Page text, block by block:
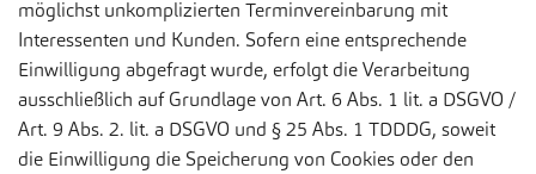
möglichst unkomplizierten Terminvereinbarung mit
Interessenten und Kunden. Sofern eine entsprechende
Einwilligung abgefragt wurde, erfolgt die Verarbeitung
ausschließlich auf Grundlage von Art. 6 Abs. 1 lit. a DSGVO /
Art. 9 Abs. 2. lit. a DSGVO und § 25 Abs. 1 TDDDG, soweit
die Einwilligung die Speicherung von Cookies oder den